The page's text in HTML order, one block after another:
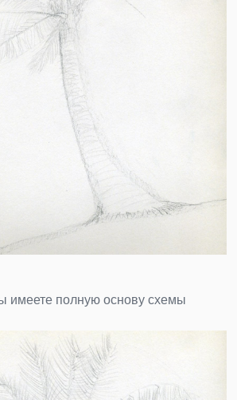
имеете полную основу схемы